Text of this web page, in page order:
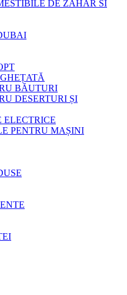
DE ZAHAR SI
BĂUTURI
DESERTURI ȘI
ELECTRICE
PENTRU MAȘINI